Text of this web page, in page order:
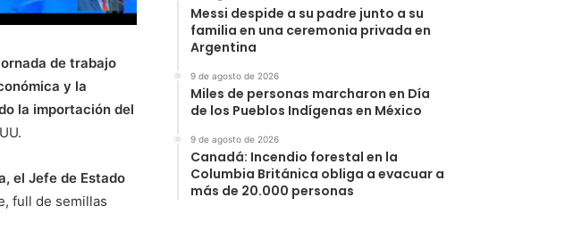
de trabajo
y la
la importación del
el Jefe de Estado
full de semillas
Messi despide a su padre junto a su
familia en una ceremonia privada en
Argentina
9 de agosto de 2026
Miles de personas marcharon en Día
de los Pueblos Indígenas en México
9 de agosto de 2026
Canadá: Incendio forestal en la
Columbia Británica obliga a evacuar a
más de 20.000 personas